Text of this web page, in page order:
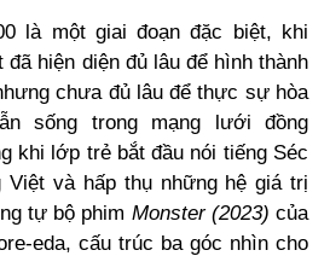
là một giai đoạn đặc biệt, khi
hiện diện đủ lâu để hình thành
chưa đủ lâu để thực sự hòa
sống trong mạng lưới đồng
khi lớp trẻ bắt đầu nói tiếng Séc
Việt và hấp thụ những hệ giá trị
tự bộ phim Monster (2023) của
eda, cấu trúc ba góc nhìn cho